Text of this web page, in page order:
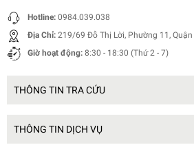
Hotline: 0984.039.038
Địa Chỉ: 219/69 Đỗ Thị Lời, Phường 11, Quận
Giờ hoạt động: 8:30 - 18:30 (Thứ 2 - 7)
THÔNG TIN TRA CỨU
THÔNG TIN DỊCH VỤ